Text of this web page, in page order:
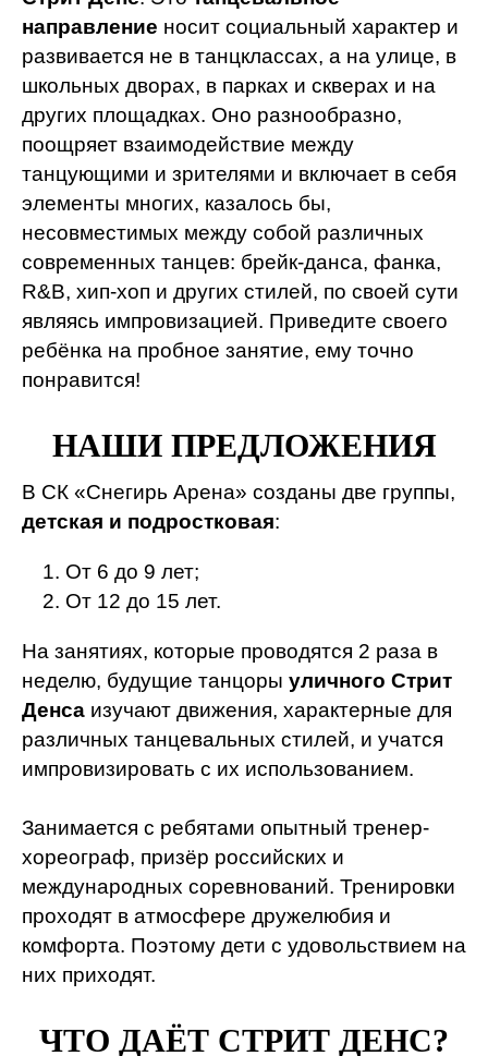
направление носит социальный характер и
развивается не в танцклассах, а на улице, в
школьных дворах, в парках и скверах и на
других площадках. Оно разнообразно,
поощряет взаимодействие между
танцующими и зрителями и включает в себя
элементы многих, казалось бы,
несовместимых между собой различных
современных танцев: брейк-данса, фанка,
R&B, хип-хоп и других стилей, по своей сути
являясь импровизацией. Приведите своего
ребёнка на пробное занятие, ему точно
понравится!
НАШИ ПРЕДЛОЖЕНИЯ
В СК «Снегирь Арена» созданы две группы,
детская и подростковая:
От 6 до 9 лет;
От 12 до 15 лет.
На занятиях, которые проводятся 2 раза в
неделю, будущие танцоры уличного Стрит
Денса изучают движения, характерные для
различных танцевальных стилей, и учатся
импровизировать с их использованием.
Занимается с ребятами опытный тренер-
хореограф, призёр российских и
международных соревнований. Тренировки
проходят в атмосфере дружелюбия и
комфорта. Поэтому дети с удовольствием на
них приходят.
ЧТО ДАЁТ СТРИТ ДЕНС?